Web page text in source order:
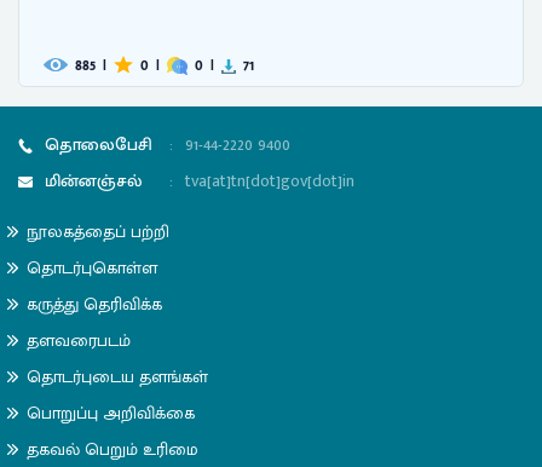
885 | 0 | 0 | 71
தொலைபேசி : 91-44-2220 9400
மின்னஞ்சல்
: tva[at]tn[dot]gov[dot]in
நூலகத்தைப் பற்றி
தொடர்புகொள்ள
கருத்து தெரிவிக்க
தளவரைபடம்
தொடர்புடைய தளங்கள்
பொறுப்பு அறிவிக்கை
தகவல் பெறும் உரிமை